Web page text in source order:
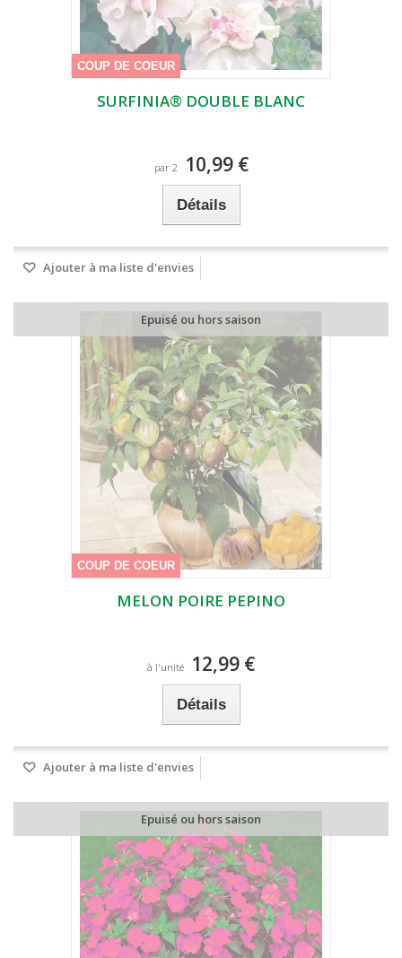
COUP DE COEUR
SURFINIA® DOUBLE BLANC
par 2 10,99 €
Détails
Ajouter à ma liste d'envies
Epuisé ou hors saison
COUP DE COEUR
MELON POIRE PEPINO
à l'unité 12,99 €
Détails
Ajouter à ma liste d'envies
Epuisé ou hors saison